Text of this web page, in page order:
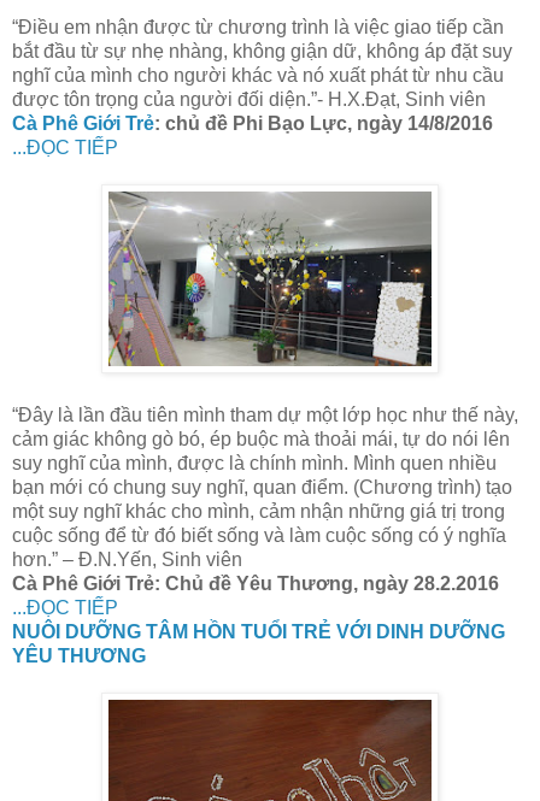
“Điều em nhận được từ chương trình là việc giao tiếp cần
bắt đầu từ sự nhẹ nhàng, không giận dữ, không áp đặt suy
nghĩ của mình cho người khác và nó xuất phát từ nhu cầu
được tôn trọng của người đối diện.”- H.X.Đạt, Sinh viên
Cà Phê Giới Trẻ: chủ đề Phi Bạo Lực, ngày 14/8/2016
...ĐỌC TIẾP
“Đây là lần đầu tiên mình tham dự một lớp học như thế này,
cảm giác không gò bó, ép buộc mà thoải mái, tự do nói lên
suy nghĩ của mình, được là chính mình. Mình quen nhiều
bạn mới có chung suy nghĩ, quan điểm. (Chương trình) tạo
một suy nghĩ khác cho mình, cảm nhận những giá trị trong
cuộc sống để từ đó biết sống và làm cuộc sống có ý nghĩa
hơn.” – Đ.N.Yến, Sinh viên
Cà Phê Giới Trẻ: Chủ đề Yêu Thương, ngày 28.2.2016
...ĐỌC TIẾP
NUÔI DƯỠNG TÂM HỒN TUỔI TRẺ VỚI DINH DƯỠNG
YÊU THƯƠNG